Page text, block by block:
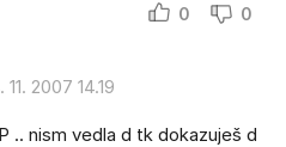
0 0
11. 2007 14.19
.. nism vedla d tk dokazuješ d